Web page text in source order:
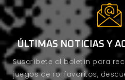
ÚLTIMAS NOTICIAS Y
Suscríbete al boletín para
juegos de rol favoritos,